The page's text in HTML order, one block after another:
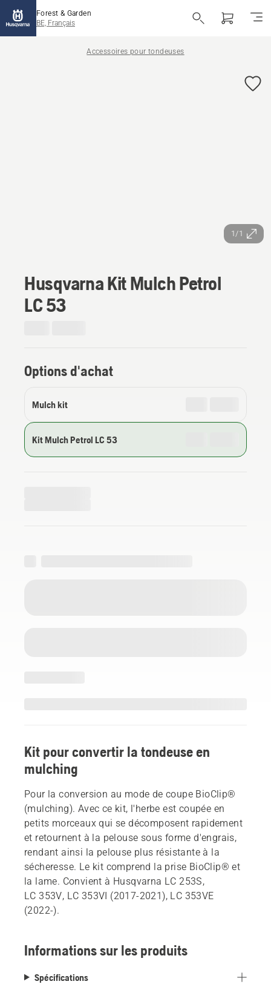
Forest & Garden
BE, Français
Accessoires pour tondeuses
1/1
Husqvarna Kit Mulch Petrol
LC 53
Options d'achat
Mulch kit
Kit Mulch Petrol LC 53
Kit pour convertir la tondeuse en
mulching
Pour la conversion au mode de coupe BioClip®
(mulching). Avec ce kit, l'herbe est coupée en
petits morceaux qui se décomposent rapidement
et retournent à la pelouse sous forme d'engrais,
rendant ainsi la pelouse plus résistante à la
sécheresse. Le kit comprend la prise BioClip® et
la lame. Convient à Husqvarna LC 253S,
LC 353V, LC 353VI (2017-2021), LC 353VE
(2022-).
Informations sur les produits
Spécifications